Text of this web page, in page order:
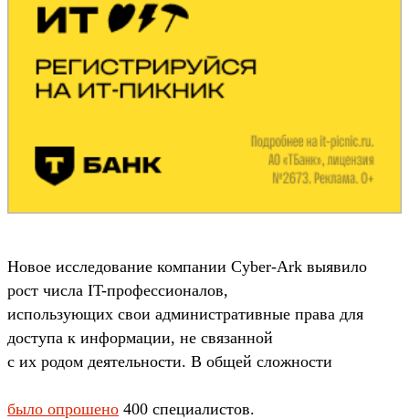
Новое исследование компании Cyber-Ark выявило
рост числа IT-профессионалов,
использующих свои административные права для
доступа к информации, не связанной
с их родом деятельности. В общей сложности
было опрошено 400 специалистов.